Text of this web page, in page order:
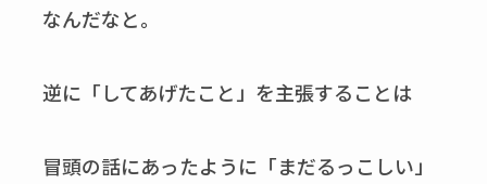
なんだなと。
逆に「してあげたこと」を主張することは
冒頭の話にあったように「まだるっこしい」